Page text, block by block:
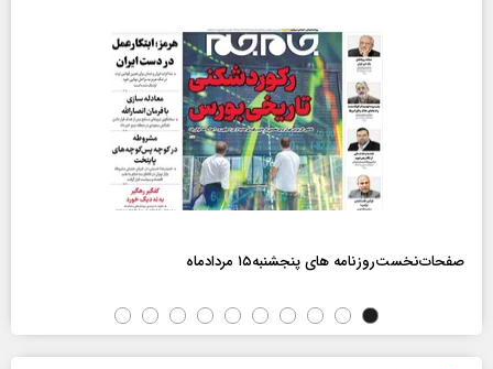
صفحات‌نخست‌روزنامه ها‌ی پنجشنبه‌۱۵ مردادماه